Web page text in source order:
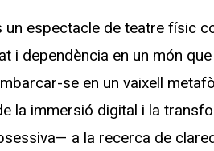
espectacle de teatre físic
i dependència en un món
se en un vaixell
la immersió digital i la
a la recerca de